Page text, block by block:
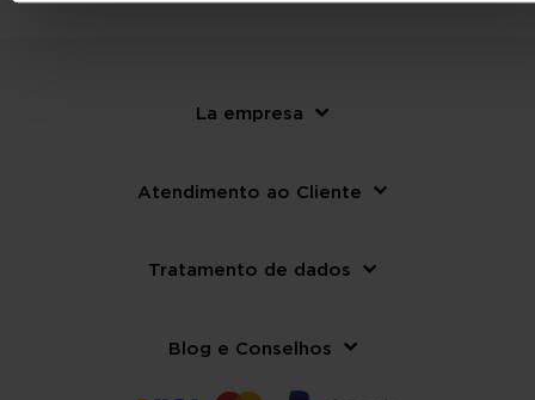
La empresa
Atendimento ao Cliente
Tratamento de dados
Blog e Conselhos